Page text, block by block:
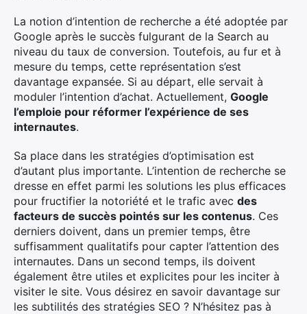
La notion d’intention de recherche a été adoptée par
Google après le succès fulgurant de la Search au
niveau du taux de conversion. Toutefois, au fur et à
mesure du temps, cette représentation s’est
davantage expansée. Si au départ, elle servait à
moduler l’intention d’achat. Actuellement, Google
l’emploie pour réformer l’expérience de ses
internautes.
Sa place dans les stratégies d’optimisation est
d’autant plus importante. L’intention de recherche se
dresse en effet parmi les solutions les plus efficaces
pour fructifier la notoriété et le trafic avec des
facteurs de succès pointés sur les contenus. Ces
derniers doivent, dans un premier temps, être
suffisamment qualitatifs pour capter l’attention des
internautes. Dans un second temps, ils doivent
également être utiles et explicites pour les inciter à
visiter le site. Vous désirez en savoir davantage sur
les subtilités des stratégies SEO ? N’hésitez pas à